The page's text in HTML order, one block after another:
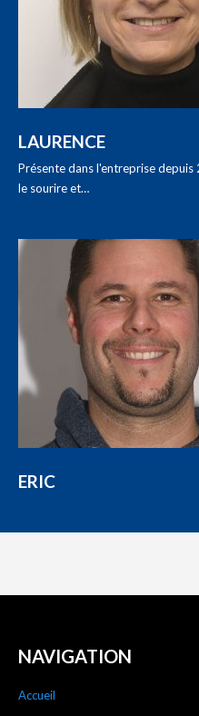
LAURENCE
Présente dans l'entreprise depuis
le sourire et…
ERIC
NAVIGATION
Accueil